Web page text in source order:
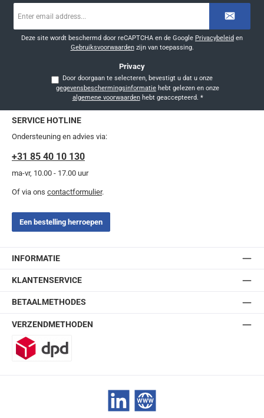
mailadres
Deze site wordt beschermd door reCAPTCHA en de Google Privacybeleid en
Gebruiksvoorwaardenzijn van toepassing.
Privacy
Door doorgaan te selecteren, bevestigt u dat u onze
gegevensbeschermingsinformatie
algemene voorwaardenhebt geaccepteerd. *
SERVICE HOTLINE
Ondersteuning en advies via:
+31 85 40 10 130
ma-vr, 10.00 - 17.00 uur
Of via ons contactformulier.
Een bestelling herroepen
INFORMATIE
KLANTENSERVICE
BETAALMETHODES
VERZENDMETHODEN
LinkedIn Website